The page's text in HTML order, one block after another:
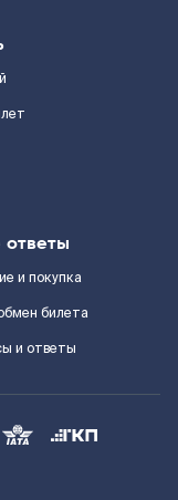
и покупка
билета
и ответы